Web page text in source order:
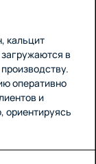
кальцит
в
оперативно
и
ориентируясь